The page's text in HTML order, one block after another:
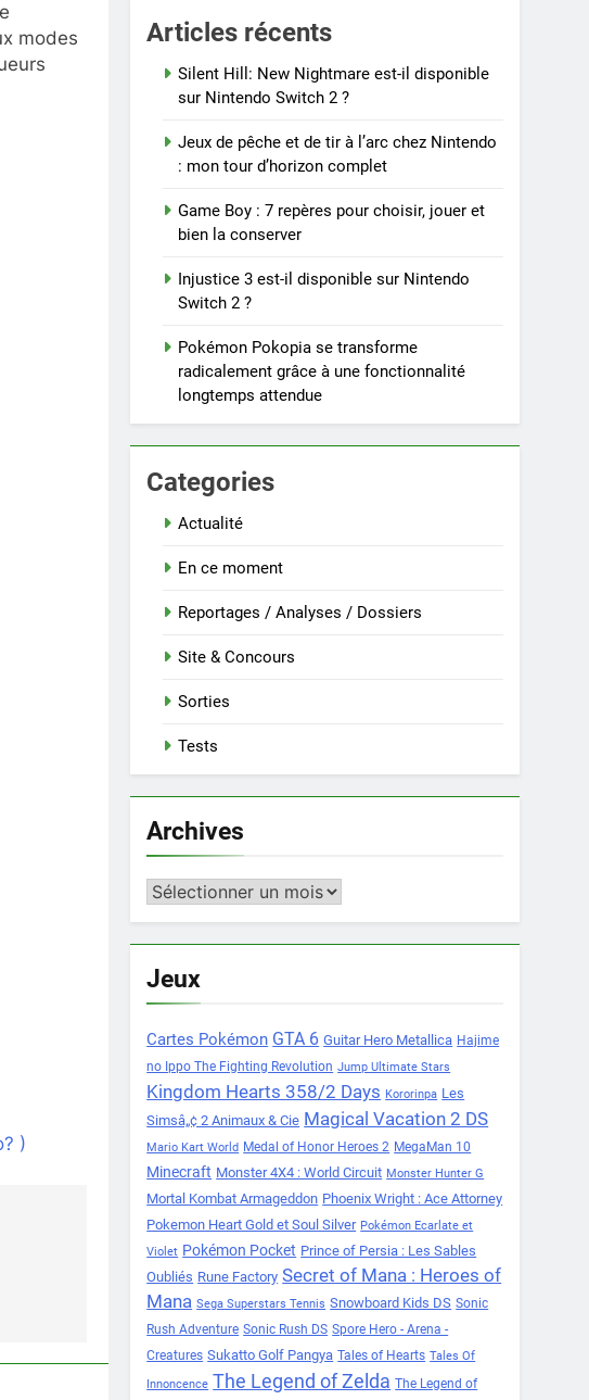
modes
)
Articles récents
Silent Hill: New Nightmare est-il disponible
sur Nintendo Switch 2 ?
Jeux de pêche et de tir à l’arc chez Nintendo
: mon tour d’horizon complet
Game Boy : 7 repères pour choisir, jouer et
bien la conserver
Injustice 3 est-il disponible sur Nintendo
Switch 2 ?
Pokémon Pokopia se transforme
radicalement grâce à une fonctionnalité
longtemps attendue
Categories
Actualité
En ce moment
Reportages / Analyses / Dossiers
Site & Concours
Sorties
Tests
Archives
Archives
Jeux
Cartes Pokémon GTA 6 Guitar Hero Metallica Hajime
no Ippo The Fighting Revolution Jump Ultimate Stars
Kingdom Hearts 358/2 Days Kororinpa Les
Simsâ„¢ 2 Animaux & Cie Magical Vacation 2 DS
Mario Kart World Medal of Honor Heroes 2 MegaMan 10
Minecraft Monster 4X4 : World Circuit Monster Hunter G
Mortal Kombat Armageddon Phoenix Wright : Ace Attorney
Pokemon Heart Gold et Soul Silver Pokémon Ecarlate et
Violet Pokémon Pocket Prince of Persia : Les Sables
Oubliés Rune Factory Secret of Mana : Heroes of
Mana Sega Superstars Tennis Snowboard Kids DS Sonic
Rush Adventure Sonic Rush DS Spore Hero - Arena -
Creatures Sukatto Golf Pangya Tales of Hearts Tales Of
Innoncence The Legend of Zelda The Legend of